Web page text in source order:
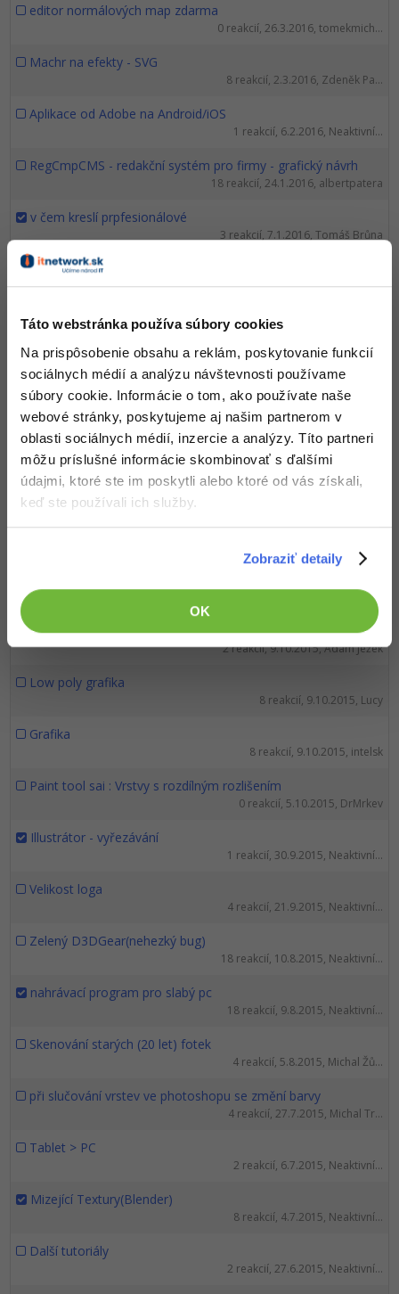
Táto webstránka používa súbory cookies
Na prispôsobenie obsahu a reklám, poskytovanie funkcií
sociálnych médií a analýzu návštevnosti používame
súbory cookie. Informácie o tom, ako používate naše
webové stránky, poskytujeme aj našim partnerom v
oblasti sociálnych médií, inzercie a analýzy. Títo partneri
môžu príslušné informácie skombinovať s ďalšími
údajmi, ktoré ste im poskytli alebo ktoré od vás získali,
keď ste používali ich služby.
Zobraziť detaily
OK
editor normálových map zdarma
0 reakcií, 26.3.2016, tomekmich...
Machr na efekty - SVG
8 reakcií, 2.3.2016, Zdeněk Pa...
Aplikace od Adobe na Android/iOS
1 reakcií, 6.2.2016, Neaktivní...
RegCmpCMS - redakční systém pro firmy - grafický návrh
18 reakcií, 24.1.2016, albertpatera
v čem kreslí prpfesionálové
3 reakcií, 7.1.2016, Tomáš Brůna
Jak zvětšit rozlišení obrázku ?? POMOC
7 reakcií, 27.12.2015, markbay
Sekce grafika-Adobe Illustrator
Úprava videa - Práce na zajímavém projektu
0 reakcií, 2.12.2015, Neaktivní...
Export z blenderu do Unity3D (Animace)
1 reakcií, 28.10.2015, Garrom Or...
Velikost spadávky 5 cm - jak na to?
3D artist/modelář databází - umí někdo?
3 reakcií, 10.10.2015, joci
Jak konvertovat .NEF do jpg nebo png?
2 reakcií, 9.10.2015, Adam Ježek
Low poly grafika
8 reakcií, 9.10.2015, Lucy
Grafika
8 reakcií, 9.10.2015, intelsk
Paint tool sai : Vrstvy s rozdílným rozlišením
0 reakcií, 5.10.2015, DrMrkev
Illustrátor - vyřezávání
1 reakcií, 30.9.2015, Neaktivní...
Velikost loga
4 reakcií, 21.9.2015, Neaktivní...
Zelený D3DGear(nehezký bug)
18 reakcií, 10.8.2015, Neaktivní...
nahrávací program pro slabý pc
18 reakcií, 9.8.2015, Neaktivní...
Skenování starých (20 let) fotek
4 reakcií, 5.8.2015, Michal Žů...
při slučování vrstev ve photoshopu se změní barvy
4 reakcií, 27.7.2015, Michal Tr...
Tablet > PC
2 reakcií, 6.7.2015, Neaktivní...
Mizející Textury(Blender)
8 reakcií, 4.7.2015, Neaktivní...
Další tutoriály
2 reakcií, 27.6.2015, Neaktivní...